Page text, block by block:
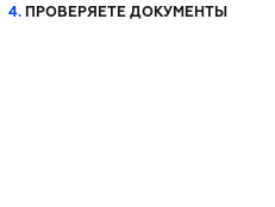
4.ПРОВЕРЯЕТЕ ДОКУМЕНТЫ